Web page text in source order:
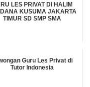
LES PRIVAT DI HALIM
KUSUMA JAKARTA
TIMUR SD SMP SMA
Guru Les Privat di
Tutor Indonesia